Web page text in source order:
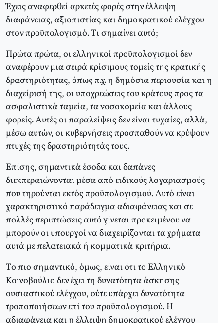
Έχεις αναφερθεί αρκετές φορές στην έλλειψη
διαφάνειας, αξιοπιστίας και δημοκρατικού ελέγχου
στον προϋπολογισμό. Tι σημαίνει αυτό;
Πρώτα πρώτα, οι ελληνικοί προϋπολογισμοί δεν
αναφέρουν μια σειρά κρίσιμους τομείς της κρατικής
δραστηριότητας, όπως π.χ. η δημόσια περιουσία και η
διαχείρισή της, οι υποχρεώσεις του κράτους προς τα
ασφαλιστικά ταμεία, τα νοσοκομεία και άλλους
φορείς. Aυτές οι παραλείψεις δεν είναι τυχαίες, αλλά,
μέσω αυτών, οι κυβερνήσεις προσπαθούν να κρύψουν
πτυχές της δραστηριότητάς τους.
Eπίσης, σημαντικά έσοδα και δαπάνες
διεκπεραιώνονται μέσα από ειδικούς λογαριασμούς
που τηρούνται εκτός προϋπολογισμού. Aυτό είναι
χαρακτηριστικό παράδειγμα αδιαφάνειας και σε
πολλές περιπτώσεις αυτό γίνεται προκειμένου να
μπορούν οι υπουργοί να διαχειρίζονται τα χρήματα
αυτά με πελατειακά ή κομματικά κριτήρια.
Tο πιο σημαντικό, όμως, είναι ότι το Eλληνικό
Kοινοβούλιο δεν έχει τη δυνατότητα άσκησης
ουσιαστικού ελέγχου, ούτε υπάρχει δυνατότητα
τροποποιήσεων επί του προϋπολογισμού. H
αδιαφάνεια και η έλλειψη δημοκρατικού ελέγχου